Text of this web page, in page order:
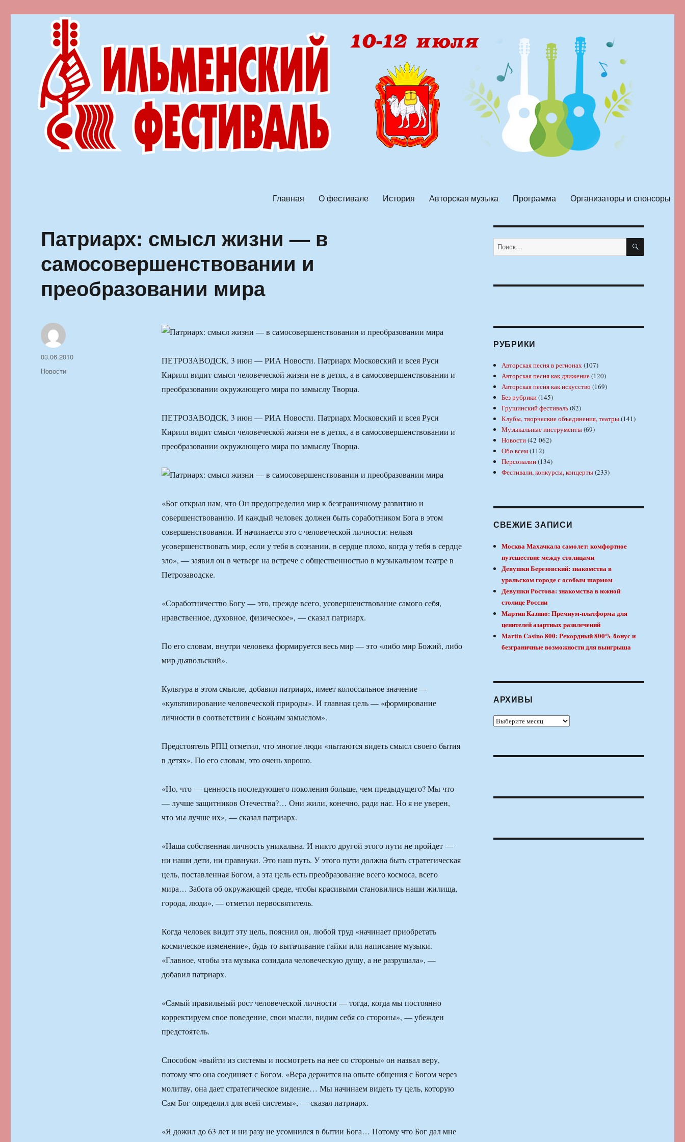
Главная О фестивале История Авторская музыка Программа Организаторы и спонсоры
Патриарх: смысл жизни — в
самосовершенствовании и
преобразовании мира
ПЕТРОЗАВОДСК, 3 июн — РИА Новости. Патриарх Московский и всея Руси
Кирилл видит смысл человеческой жизни не в детях, а в самосовершенствовании и
преобразовании окружающего мира по замыслу Творца.
ПЕТРОЗАВОДСК, 3 июн — РИА Новости. Патриарх Московский и всея Руси
Кирилл видит смысл человеческой жизни не в детях, а в самосовершенствовании и
преобразовании окружающего мира по замыслу Творца.
«Бог открыл нам, что Он предопределил мир к безграничному развитию и
совершенствованию. И каждый человек должен быть соработником Бога в этом
совершенствовании. И начинается это с человеческой личности: нельзя
усовершенствовать мир, если у тебя в сознании, в сердце плохо, когда у тебя в сердце
зло», — заявил он в четверг на встрече с общественностью в музыкальном театре в
Петрозаводске.
«Соработничество Богу — это, прежде всего, усовершенствование самого себя,
нравственное, духовное, физическое», — сказал патриарх.
По его словам, внутри человека формируется весь мир — это «либо мир Божий, либо
мир дьявольский».
Культура в этом смысле, добавил патриарх, имеет колоссальное значение —
«культивирование человеческой природы». И главная цель — «формирование
личности в соответствии с Божьим замыслом».
Предстоятель РПЦ отметил, что многие люди «пытаются видеть смысл своего бытия
в детях». По его словам, это очень хорошо.
«Но, что — ценность последующего поколения больше, чем предыдущего? Мы что
— лучше защитников Отечества?… Они жили, конечно, ради нас. Но я не уверен,
что мы лучше их», — сказал патриарх.
«Наша собственная личность уникальна. И никто другой этого пути не пройдет —
ни наши дети, ни правнуки. Это наш путь. У этого пути должна быть стратегическая
цель, поставленная Богом, а эта цель есть преобразование всего космоса, всего
мира… Забота об окружающей среде, чтобы красивыми становились наши жилища,
города, люди», — отметил первосвятитель.
Когда человек видит эту цель, пояснил он, любой труд «начинает приобретать
космическое изменение», будь-то вытачивание гайки или написание музыки.
«Главное, чтобы эта музыка созидала человеческую душу, а не разрушала», —
добавил патриарх.
«Самый правильный рост человеческой личности — тогда, когда мы постоянно
корректируем свое поведение, свои мысли, видим себя со стороны», — убежден
предстоятель.
Способом «выйти из системы и посмотреть на нее со стороны» он назвал веру,
потому что она соединяет с Богом. «Вера держится на опыте общения с Богом через
молитву, она дает стратегическое видение… Мы начинаем видеть ту цель, которую
Сам Бог определил для всей системы», — сказал патриарх.
«Я дожил до 63 лет и ни разу не усомнился в бытии Бога… Потому что Бог дал мне
Автор
Опубликовано
03.06.2010
Рубрики
Новости
Искать: ПОИСК
РУБРИКИ
Авторская песня в регионах(107)
Авторская песня как движение(120)
Авторская песня как искусство (169)
Без рубрики(145)
Грушинский фестиваль(82)
Клубы, творческие объединения, театры(141)
Музыкальные инструменты(69)
Новости(42 062)
Обо всем(112)
Персоналии(134)
Фестивали, конкурсы, концерты(233)
СВЕЖИЕ ЗАПИСИ
Москва Махачкала самолет: комфортное
путешествие между столицами
Девушки Березовский: знакомства в
уральском городе с особым шармом
Девушки Ростова: знакомства в южной
столице России
Мартин Казино: Премиум-платформа для
ценителей азартных развлечений
Martin Casino 800: Рекордный 800% бонус и
безграничные возможности для выигрыша
АРХИВЫ
Архивы